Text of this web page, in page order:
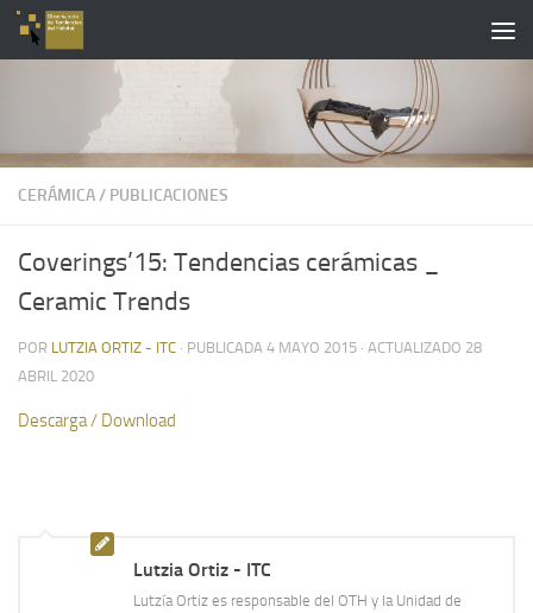
Saltar al contenido
CERÁMICA/ PUBLICACIONES
Coverings’15: Tendencias cerámicas _
Ceramic Trends
POR LUTZIA ORTIZ - ITC · PUBLICADA 4 MAYO 2015 · ACTUALIZADO 28
ABRIL 2020
Descarga / Download
Lutzia Ortiz - ITC
Lutzía Ortiz es responsable del OTH y la Unidad de